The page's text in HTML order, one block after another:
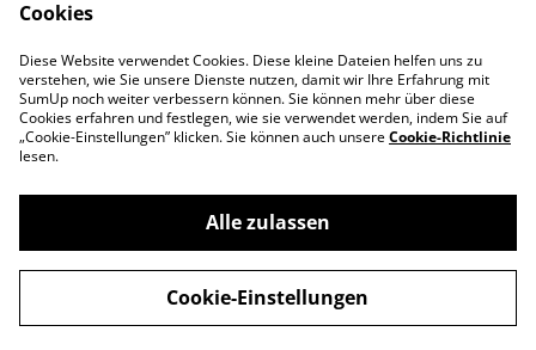
Contact Us
Legal Terms
Privacy Policy
Cookie Policy
©2026Swiss-Edelweiss
powered by
Cookies
Diese Website verwendet Cookies. Diese kleine Dateien helfen uns zu
verstehen, wie Sie unsere Dienste nutzen, damit wir Ihre Erfahrung mit
SumUp noch weiter verbessern können. Sie können mehr über diese
Cookies erfahren und festlegen, wie sie verwendet werden, indem Sie auf
„Cookie-Einstellungen” klicken. Sie können auch unsereCookie-Richtlinie
lesen.
Alle zulassen
Cookie-Einstellungen